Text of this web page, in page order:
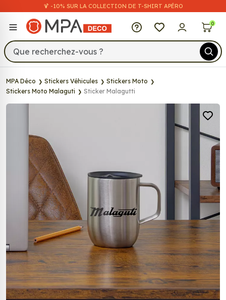
🍹 -10% SUR LA COLLECTION DE T-SHIRT APÉRO
MPA Déco 0
MPA Déco Stickers Véhicules
Stickers Moto
Stickers Moto Malaguti
Sticker Malagutti